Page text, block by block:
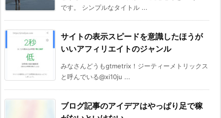
です。 シンプルなタイトル ...
サイトの表示スピードを意識したほうが
いいアフィリエイトのジャンル
みなさんどうもgtmetrix！ジーティーメトリックス
と呼んでいる@xi10ju ...
ブログ記事のアイデアはやっぱり足で稼